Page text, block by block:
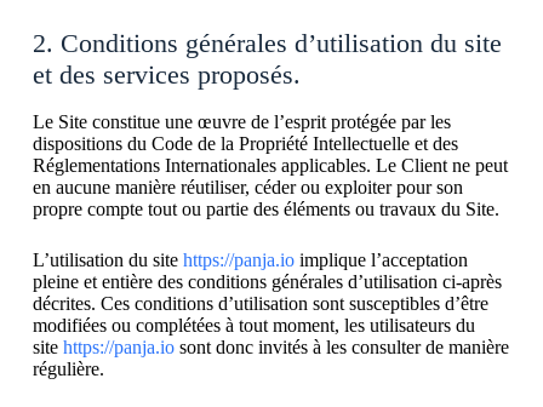
2. Conditions générales d’utilisation du site
et des services proposés.
Le Site constitue une œuvre de l’esprit protégée par les
dispositions du Code de la Propriété Intellectuelle et des
Réglementations Internationales applicables. Le Client ne peut
en aucune manière réutiliser, céder ou exploiter pour son
propre compte tout ou partie des éléments ou travaux du Site.
L’utilisation du site https://panja.ioimplique l’acceptation
pleine et entière des conditions générales d’utilisation ci-après
décrites. Ces conditions d’utilisation sont susceptibles d’être
modifiées ou complétées à tout moment, les utilisateurs du
site https://panja.iosont donc invités à les consulter de manière
régulière.